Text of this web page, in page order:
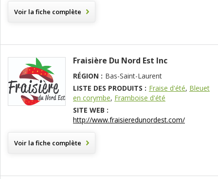
Voir la fiche complète
Fraisière Du Nord Est Inc
RÉGION : Bas-Saint-Laurent
LISTE DES PRODUITS : Fraise d'été, Bleuet
en corymbe, Framboise d'été
SITE WEB :
http://www.fraisieredunordest.com/
Voir la fiche complète